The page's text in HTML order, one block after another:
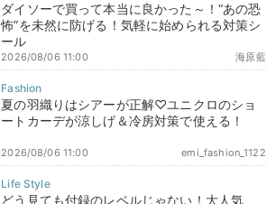
ダイソーで買って本当に良かった～！“あの恐
怖”を未然に防げる！気軽に始められる対策シ
ール
海原藍
2026/08/06 11:00
夏の羽織りはシアーが正解♡ユニクロのショ
ートカーデが涼しげ＆冷房対策で使える！
emi_fashion_1122
2026/08/06 11:00
どう見ても付録のレベルじゃない！大人気